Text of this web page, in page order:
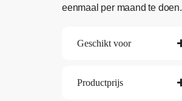
eenmaal per maand te doen.
Geschikt voor
Productprijs